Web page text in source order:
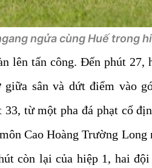
ngửa cùng Huế trong
lên tấn công. Đến phút 27,
sân và dứt điểm vào
từ một pha đá phạt cố
Cao Hoàng Trường
còn lại của hiệp 1, hai